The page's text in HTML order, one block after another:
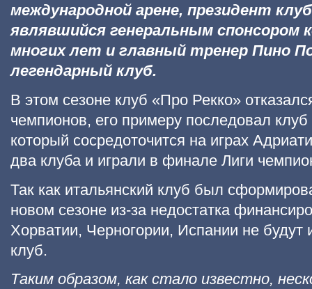
международной арене, президент
являвшийся генеральным спонсором
многих лет и главный тренер Пино
легендарный клуб.
В этом сезоне клуб «Про Рекко»
чемпионов, его примеру последовал
который сосредоточится на играх
два клуба и играли в финале Лиги
Так как итальянский клуб был
новом сезоне из-за недостатка
Хорватии, Черногории, Испании не будут
клуб.
Таким образом, как стало известно,